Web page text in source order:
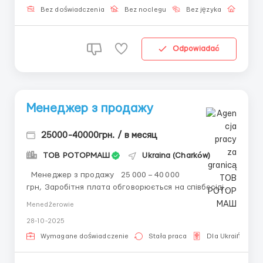
format bez połączeń i wkładów finansowych- E...
Bez doświadczenia Bez noclegu Bez języka
Odpowiadać
Менеджер з продажу
25000-40000грн. / в месяц
ТОВ РОТОРМАШ Ukraina (Charków)
грн, Заробітня плата обговорюється на співбесіді
Аслунд Груп, ТОВ Металургійна промисловість,
проспект Льва Ландау, 171. ...
Menedżerowie
28-10-2025
Wymagane doświadczenie Stała praca Dla Ukraińców